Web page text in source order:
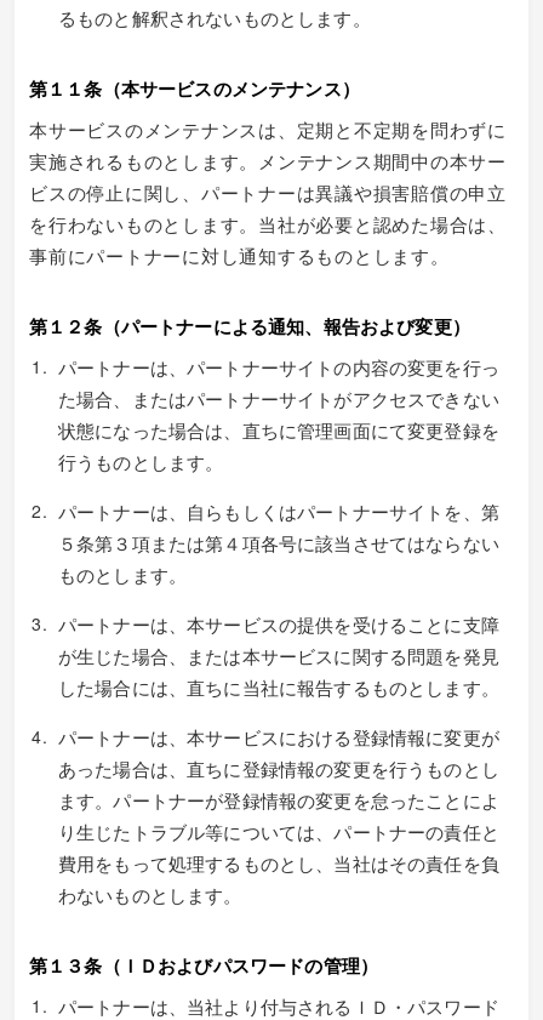
るものと解釈されないものとします。
第１１条（本サービスのメンテナンス）
本サービスのメンテナンスは、定期と不定期を問わずに
実施されるものとします。メンテナンス期間中の本サー
ビスの停止に関し、パートナーは異議や損害賠償の申立
を行わないものとします。当社が必要と認めた場合は、
事前にパートナーに対し通知するものとします。
第１２条（パートナーによる通知、報告および変更）
パートナーは、パートナーサイトの内容の変更を行っ
た場合、またはパートナーサイトがアクセスできない
状態になった場合は、直ちに管理画面にて変更登録を
行うものとします。
パートナーは、自らもしくはパートナーサイトを、第
５条第３項または第４項各号に該当させてはならない
ものとします。
パートナーは、本サービスの提供を受けることに支障
が生じた場合、または本サービスに関する問題を発見
した場合には、直ちに当社に報告するものとします。
パートナーは、本サービスにおける登録情報に変更が
あった場合は、直ちに登録情報の変更を行うものとし
ます。パートナーが登録情報の変更を怠ったことによ
り生じたトラブル等については、パートナーの責任と
費用をもって処理するものとし、当社はその責任を負
わないものとします。
第１３条（ＩＤおよびパスワードの管理）
パートナーは、当社より付与されるＩＤ・パスワード